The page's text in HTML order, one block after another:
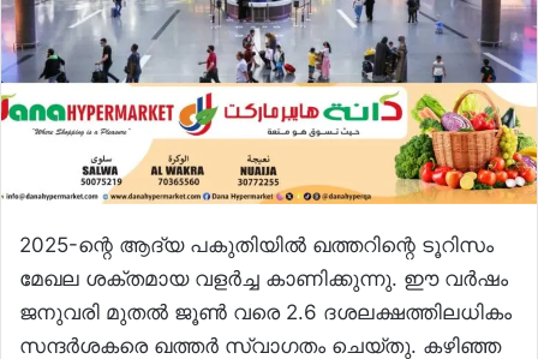
2025-ന്റെ ആദ്യ പകുതിയിൽ ഖത്തറിന്റെ ടൂറിസം
മേഖല ശക്തമായ വളർച്ച കാണിക്കുന്നു. ഈ വർഷം
ജനുവരി മുതൽ ജൂൺ വരെ 2.6 ദശലക്ഷത്തിലധികം
സന്ദർശകരെ ഖത്തർ സ്വാഗതം ചെയ്‌തു. കഴിഞ്ഞ